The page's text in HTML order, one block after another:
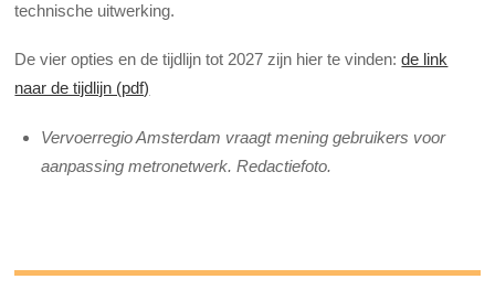
technische uitwerking.
De vier opties en de tijdlijn tot 2027 zijn hier te vinden:de link
naar de tijdlijn (pdf)
Vervoerregio Amsterdam vraagt mening gebruikers voor
aanpassing metronetwerk. Redactiefoto.